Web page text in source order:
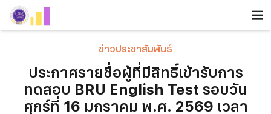
ข่าวประชาสัมพันธ์
ประกาศรายชื่อผู้ที่มีสิทธิ์เข้ารับการ
ทดสอบ BRU English Test รอบวัน
ศุกร์ที่ 16 มกราคม พ.ศ. 2569 เวลา